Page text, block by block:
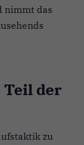
nimmt das
Teil der
zu